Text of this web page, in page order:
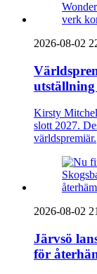
2026-08-02
Kirsty
slott 2027.
världspremiär.
2026-08-02
Järvsö
för